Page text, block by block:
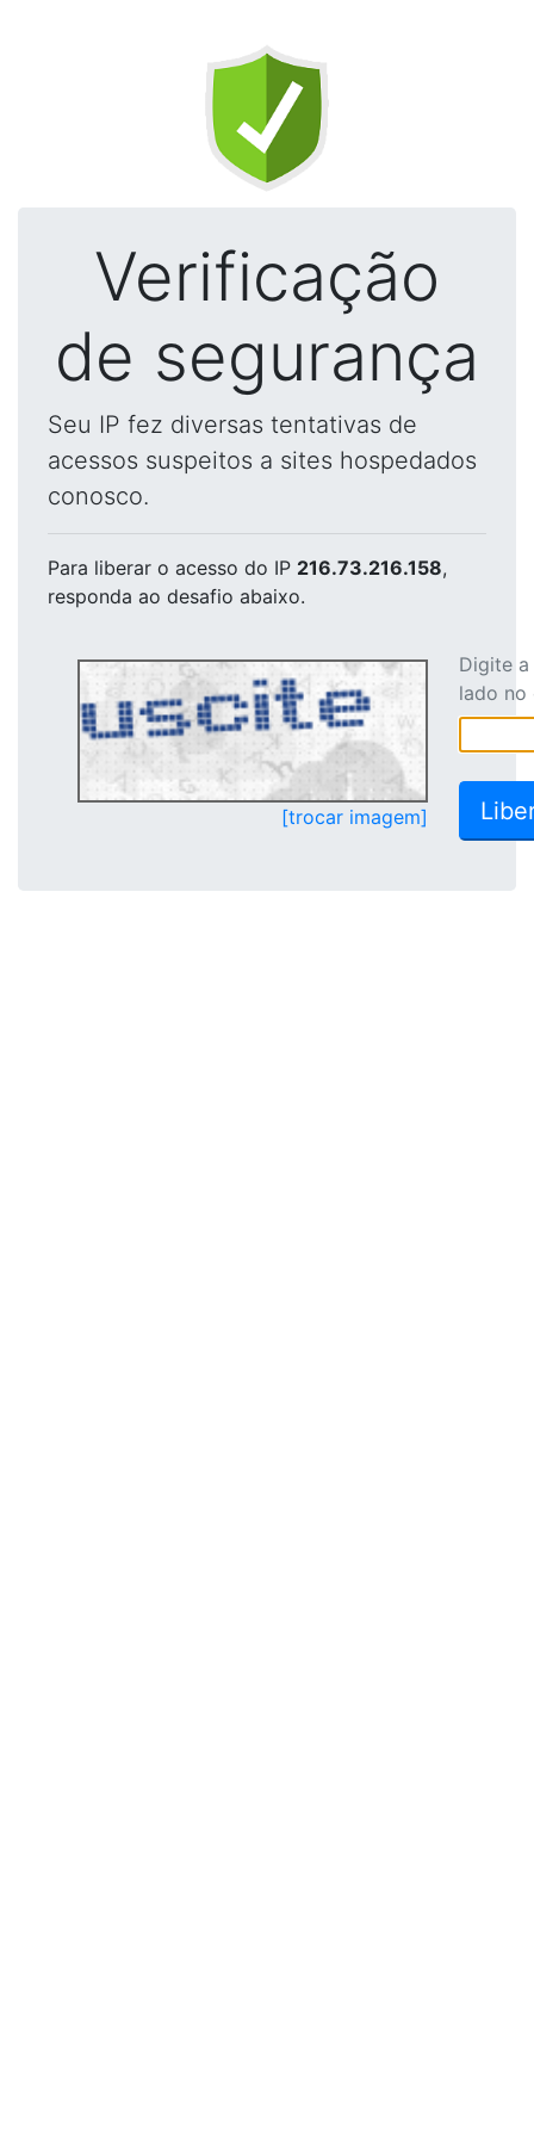
Verificação
de segurança
Seu IP fez diversas tentativas de
acessos suspeitos a sites hospedados
conosco.
Para liberar o acesso do IP 216.73.216.158,
responda ao desafio abaixo.
[trocar imagem]
Digite
lado no